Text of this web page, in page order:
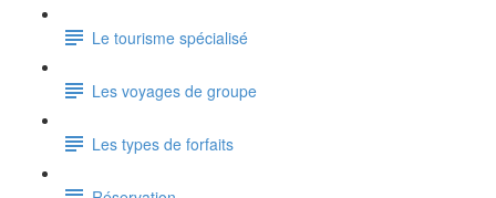
Le tourisme spécialisé
Les voyages de groupe
Les types de forfaits